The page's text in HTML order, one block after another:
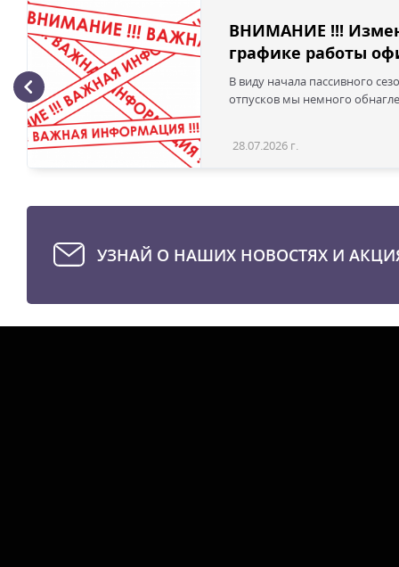
ВНИМАНИЕ !!!
графике работы
В виду начала пассивного
отпусков мы немного
28.07.2026 г.
УЗНАЙ О НАШИХ НОВОСТЯХ И